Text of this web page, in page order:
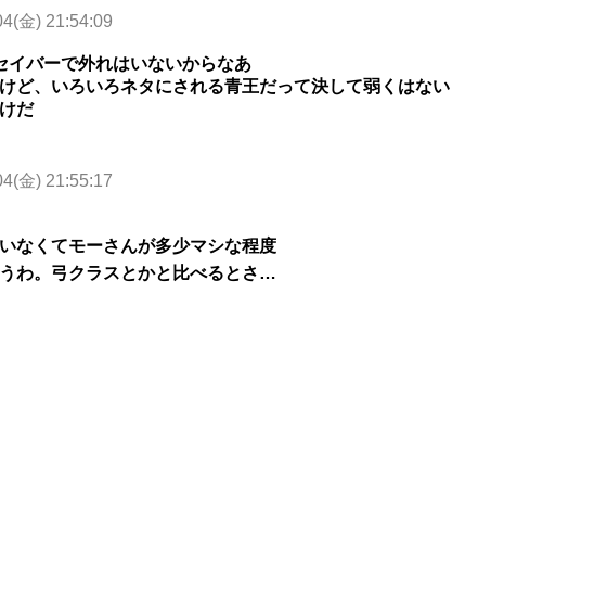
金) 21:54:09
イバーで外れはいないからなあ
ど、いろいろネタにされる青王だって決して弱くはない
だ
金) 21:55:17
なくてモーさんが多少マシな程度
わ。弓クラスとかと比べるとさ…